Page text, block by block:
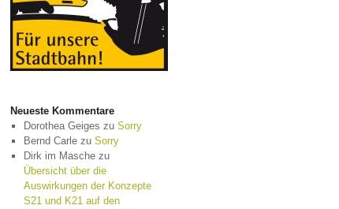
Neueste Kommentare
Dorothea Geiges zu Sorry
Bernd Carlezu Sorry
Dirk im Maschezu
Übersicht über die
Auswirkungen der Konzepte
S21 und K21 auf den